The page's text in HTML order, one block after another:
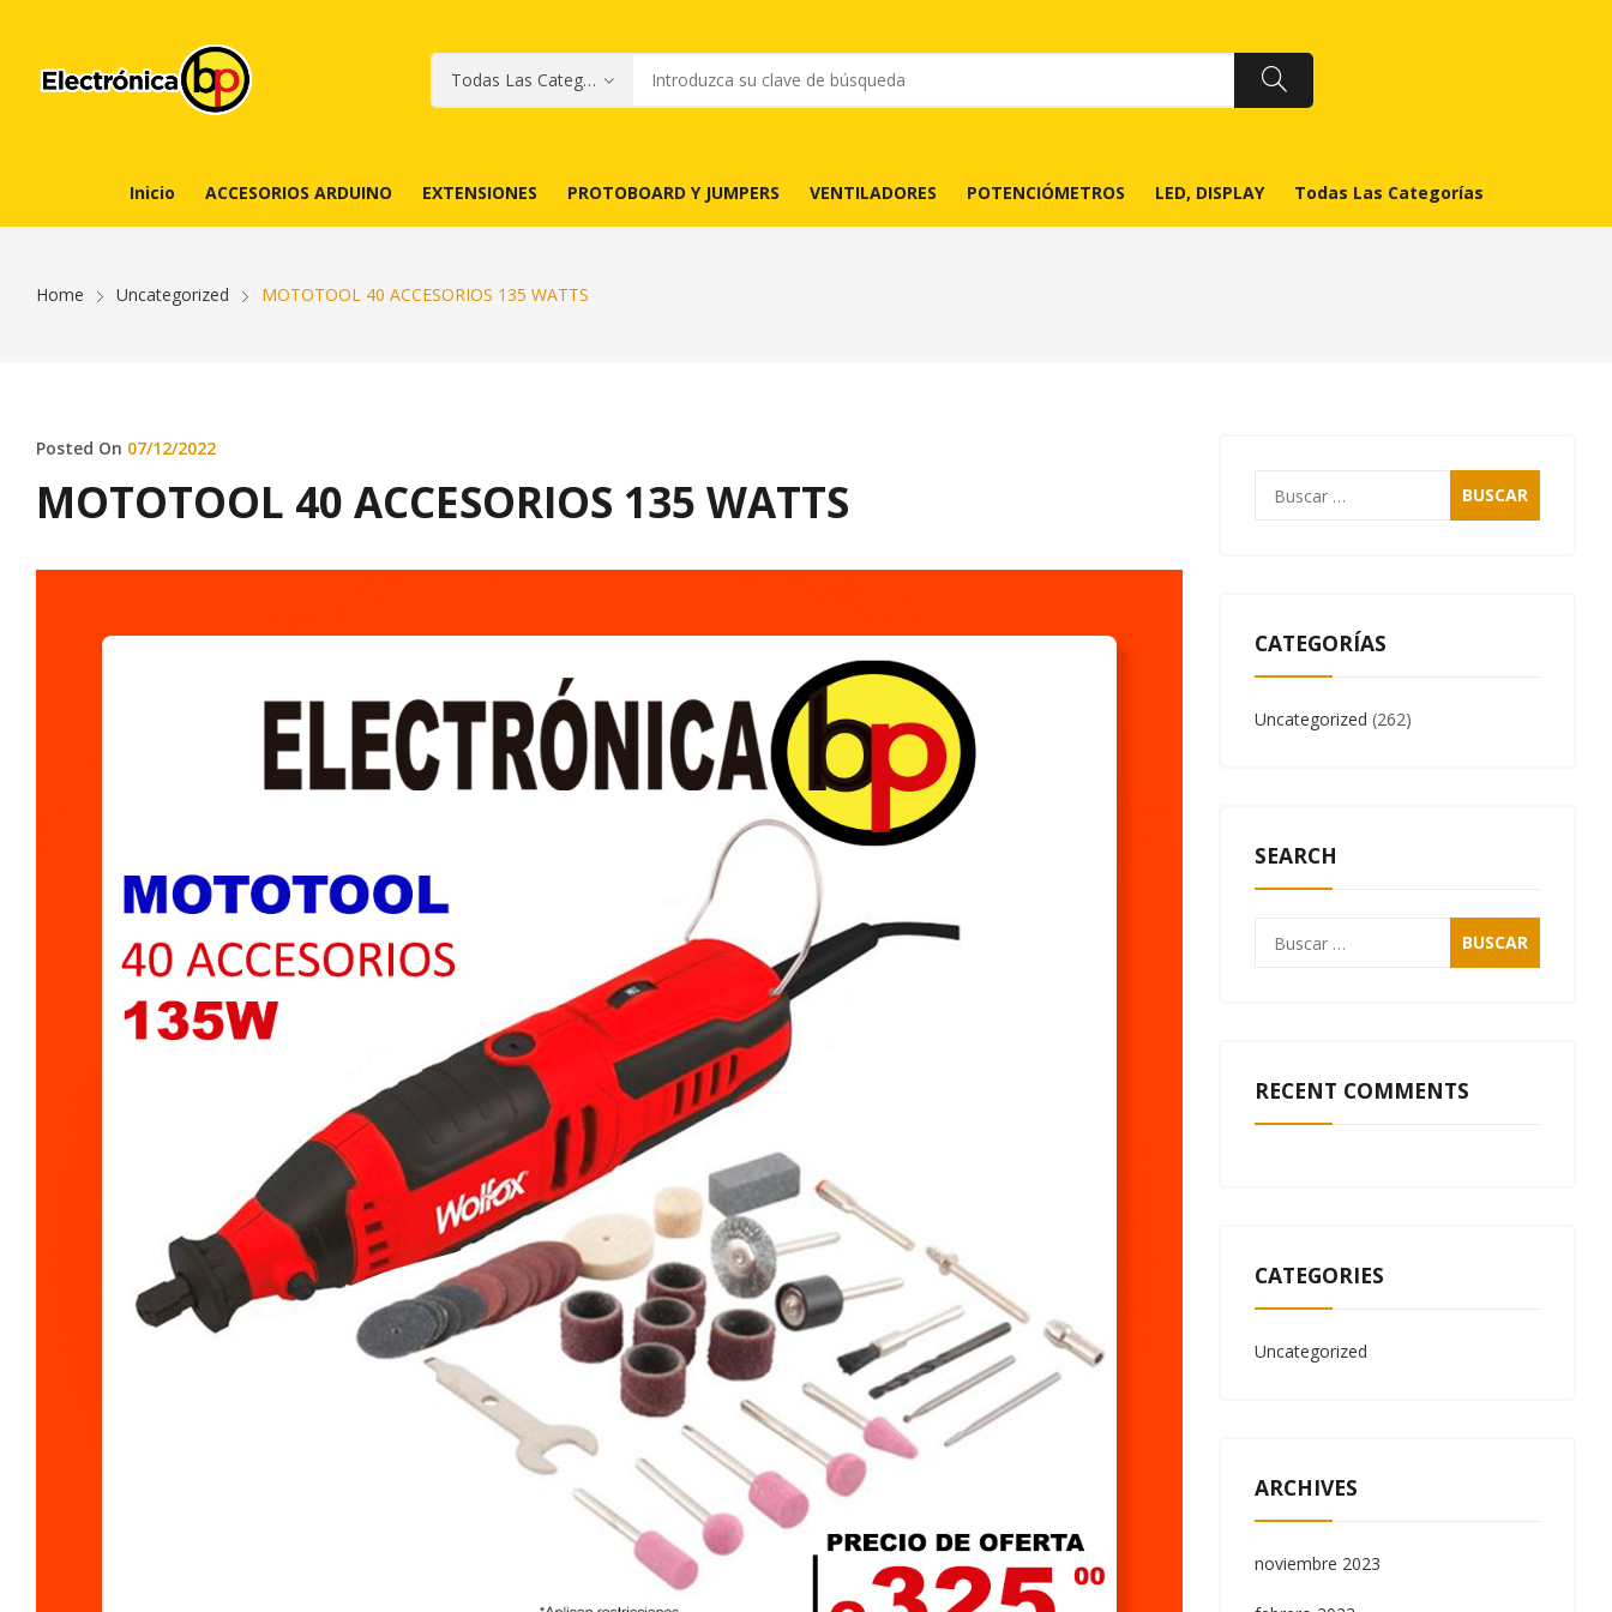
Inicio ACCESORIOS ARDUINO EXTENSIONES PROTOBOARD Y JUMPERS VENTILADORES POTENCIÓMETROS LED, DISPLAY Todas Las Categorías
Home Uncategorized MOTOTOOL 40 ACCESORIOS 135 WATTS
Posted On 07/12/2022
MOTOTOOL 40 ACCESORIOS 135 WATTS
CATEGORÍAS
Uncategorized (262)
SEARCH
RECENT COMMENTS
CATEGORIES
Uncategorized
ARCHIVES
noviembre 2023